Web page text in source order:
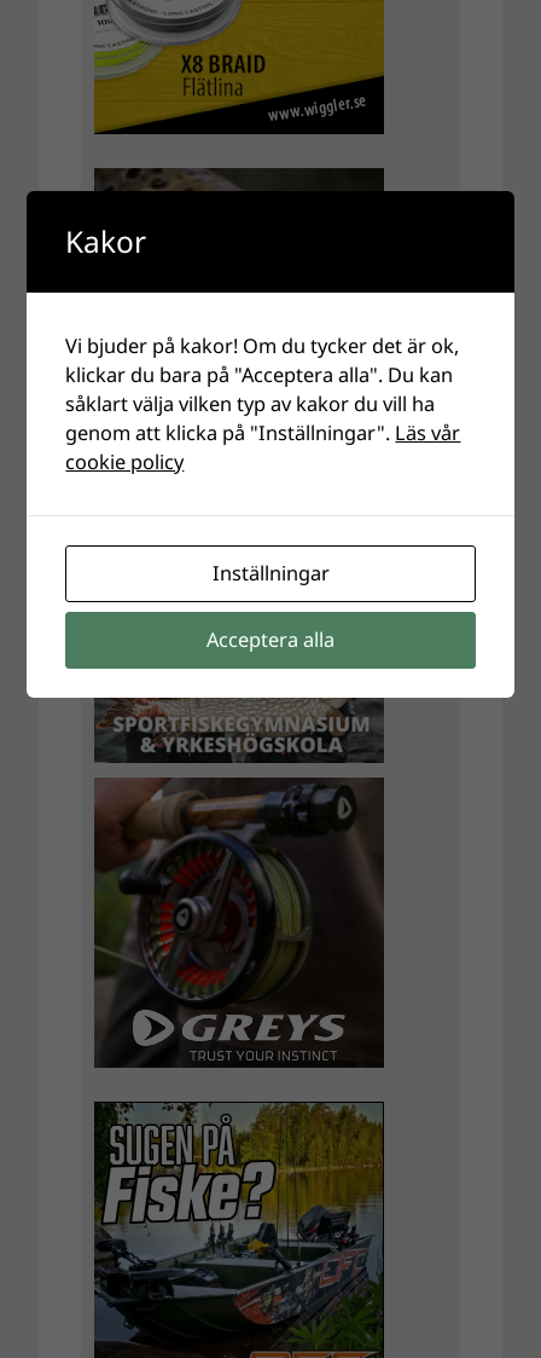
Kakor
Vi bjuder på kakor! Om du tycker det är ok,
klickar du bara på "Acceptera alla". Du kan
såklart välja vilken typ av kakor du vill ha
genom att klicka på "Inställningar". Läs vår
cookie policy
Inställningar
Acceptera alla